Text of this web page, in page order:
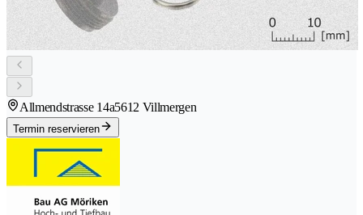
Allmendstrasse 14a5612 Villmergen
Termin reservieren